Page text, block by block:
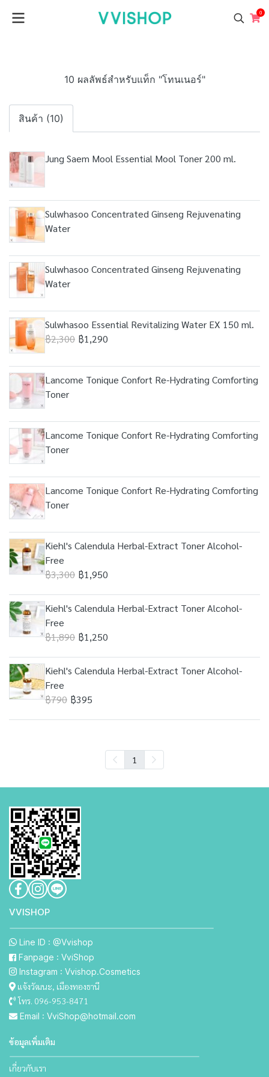
0
10 ผลลัพธ์สำหรับแท็ก "โทนเนอร์"
สินค้า (10)
Jung Saem Mool Essential Mool Toner 200 ml.
Sulwhasoo Concentrated Ginseng Rejuvenating
Water
Sulwhasoo Concentrated Ginseng Rejuvenating
Water
Sulwhasoo Essential Revitalizing Water EX 150 ml.
฿2,300 ฿1,290
Lancome Tonique Confort Re-Hydrating Comforting
Toner
Lancome Tonique Confort Re-Hydrating Comforting
Toner
Lancome Tonique Confort Re-Hydrating Comforting
Toner
Kiehl's Calendula Herbal-Extract Toner Alcohol-
Free
฿3,300 ฿1,950
Kiehl's Calendula Herbal-Extract Toner Alcohol-
Free
฿1,890 ฿1,250
Kiehl's Calendula Herbal-Extract Toner Alcohol-
Free
฿790 ฿395
1
VVISHO P
Line ID : @Vvishop
Fanpage : VviShop
Instagram : Vvishop.Cosmetics
แจ้งวัฒนะ, เมืองทองธานี
โทร. 096-953-8471
Email : VviShop@hotmail.com
ข้อมูลเพิ่มเติม
เกี่ยวกับเรา